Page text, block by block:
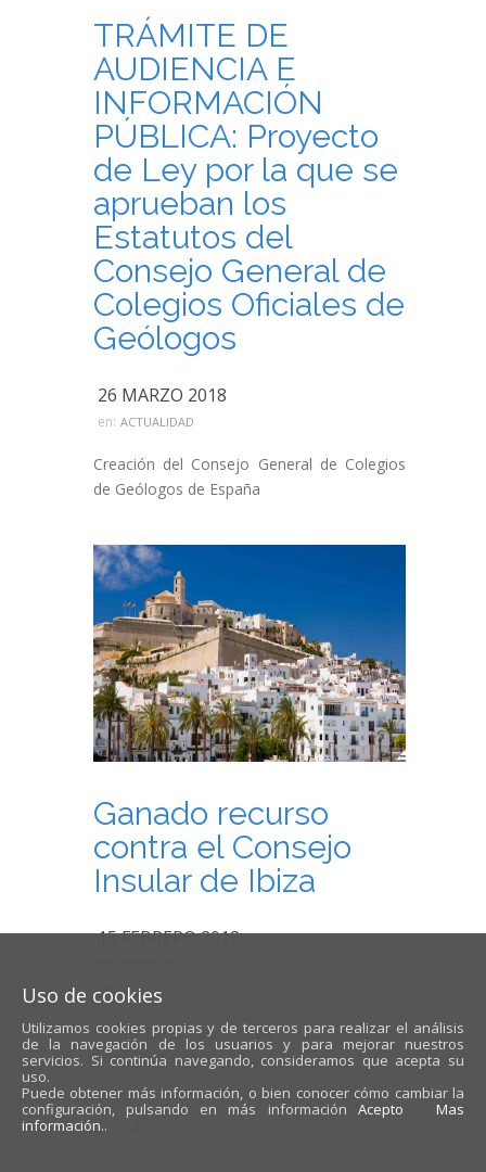
TRÁMITE DE
AUDIENCIA E
INFORMACIÓN
PÚBLICA: Proyecto
de Ley por la que se
aprueban los
Estatutos del
Consejo General de
Colegios Oficiales de
Geólogos
26 MARZO 2018
en: ACTUALIDAD
Creación del Consejo General de Colegios
de Geólogos de España
Ganado recurso
contra el Consejo
Insular de Ibiza
15 FEBRERO 2018
LEGALES
Estimado el recurso de alzada contra el
Consejo Insular de Ibiza.
1 2
Uso de cookies
Utilizamos cookies propias y de terceros para realizar el análisis
de la navegación de los usuarios y para mejorar nuestros
servicios. Si continúa navegando, consideramos que acepta su
uso.
Puede obtener más información, o bien conocer cómo cambiar la
configuración, pulsando en más información
Acepto
Mas
información..